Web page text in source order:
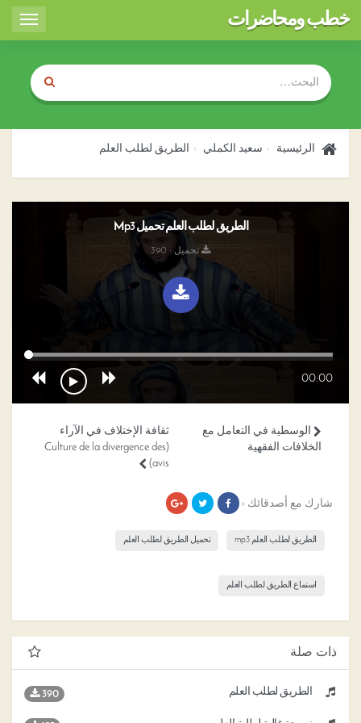
Toggle
خطب ومحاضرات
الرئيسية سعيد الكملي الطريق لطلب العلم
الطريق لطلب العلم تحميل Mp3
تحميل : 390
00:00
ثقافة الإختلاف في الآراء
(Culture de la divergence des
avis)
الوسطية في التعامل مع
الخلافات الفقهية
شارك مع أصدقائك ›
الطريق لطلب العلم mp3 تحميل الطريق لطلب العلم
استماع الطريق لطلب العلم
ذات صلة
الطريق لطلب العلم 390